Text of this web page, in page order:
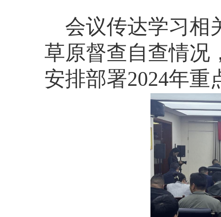
会议传达学习相
草原督查自查情况
安排部署2024年重